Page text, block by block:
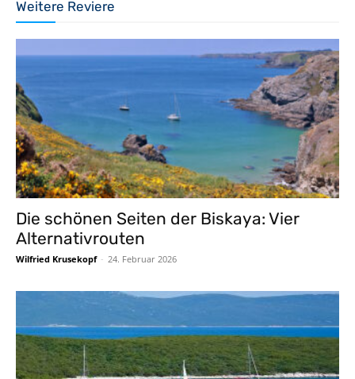
Weitere Reviere
Die schönen Seiten der Biskaya: Vier
Alternativrouten
Wilfried Krusekopf - 24. Februar 2026